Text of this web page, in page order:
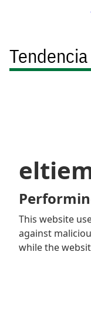
Tendencia